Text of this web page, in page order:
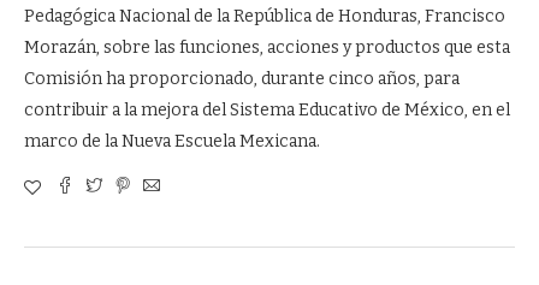
Pedagógica Nacional de la República de Honduras, Francisco
Morazán, sobre las funciones, acciones y productos que esta
Comisión ha proporcionado, durante cinco años, para
contribuir a la mejora del Sistema Educativo de México, en el
marco de la Nueva Escuela Mexicana.